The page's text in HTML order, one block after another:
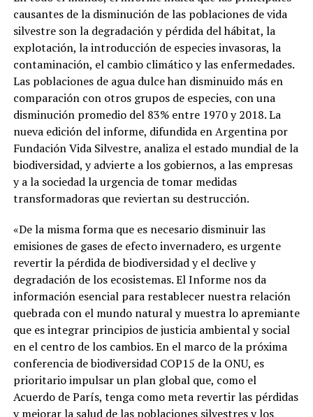
causantes de la disminución de las poblaciones de vida
silvestre son la degradación y pérdida del hábitat, la
explotación, la introducción de especies invasoras, la
contaminación, el cambio climático y las enfermedades.
Las poblaciones de agua dulce han disminuido más en
comparación con otros grupos de especies, con una
disminución promedio del 83% entre 1970 y 2018. La
nueva edición del informe, difundida en Argentina por
Fundación Vida Silvestre, analiza el estado mundial de la
biodiversidad, y advierte a los gobiernos, a las empresas
y a la sociedad la urgencia de tomar medidas
transformadoras que reviertan su destrucción.
«De la misma forma que es necesario disminuir las
emisiones de gases de efecto invernadero, es urgente
revertir la pérdida de biodiversidad y el declive y
degradación de los ecosistemas. El Informe nos da
información esencial para restablecer nuestra relación
quebrada con el mundo natural y muestra lo apremiante
que es integrar principios de justicia ambiental y social
en el centro de los cambios. En el marco de la próxima
conferencia de biodiversidad COP15 de la ONU, es
prioritario impulsar un plan global que, como el
Acuerdo de París, tenga como meta revertir las pérdidas
y mejorar la salud de las poblaciones silvestres y los